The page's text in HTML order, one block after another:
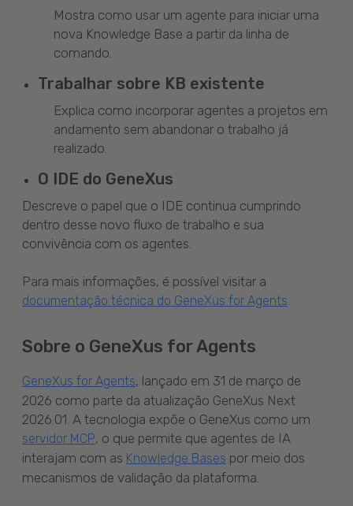
Mostra como usar um agente para iniciar uma
nova Knowledge Base a partir da linha de
comando.
Trabalhar sobre KB existente
Explica como incorporar agentes a projetos em
andamento sem abandonar o trabalho já
realizado.
O IDE do GeneXus
Descreve o papel que o IDE continua cumprindo
dentro desse novo fluxo de trabalho e sua
convivência com os agentes.
Para mais informações, é possível visitar a
documentação técnica do GeneXus for Agents.
Sobre o GeneXus for Agents
GeneXus for Agents, lançado em 31 de março de
2026 como parte da atualização GeneXus Next
2026.01. A tecnologia expõe o GeneXus como um
servidor MCP, o que permite que agentes de IA
interajam com as Knowledge Bases por meio dos
mecanismos de validação da plataforma.